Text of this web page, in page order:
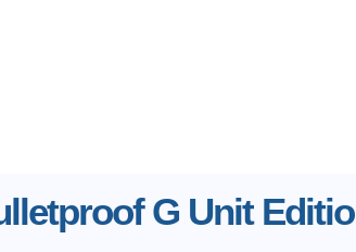
G Unit